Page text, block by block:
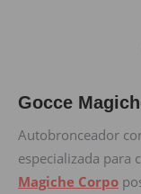
Gocce
Autobronceador
especializada para
Magiche Corpo